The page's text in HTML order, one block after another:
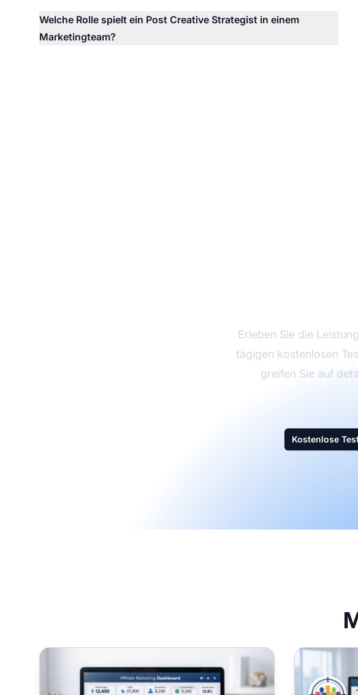
Welche Rolle spielt ein Post Creative Strategist in einem
Marketingteam?
Erleben Sie die
tägigen kostenlosen
greifen Sie auf
Kostenlose
Verbessern Sie Ihre Affiliate-Marketing-Strategie: Was ist eine